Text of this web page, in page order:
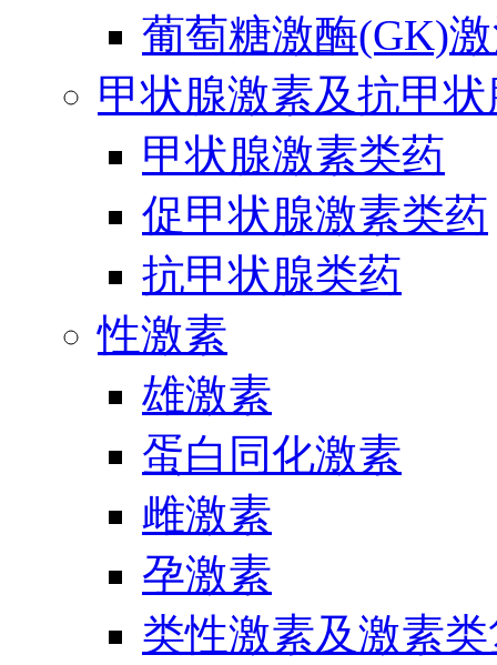
葡萄糖激酶(GK)
甲状腺激素及抗甲
甲状腺激素类药
促甲状腺激素类药
抗甲状腺类药
性激素
雄激素
蛋白同化激素
雌激素
孕激素
类性激素及激素